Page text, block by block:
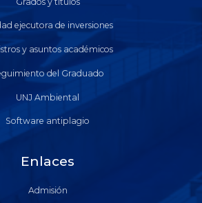
ejecutora de inversiones
y asuntos académicos
del Graduado
UNJ Ambiental
Software antiplagio
Enlaces
Admisión